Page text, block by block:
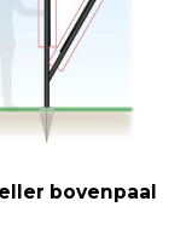
bovenpaal